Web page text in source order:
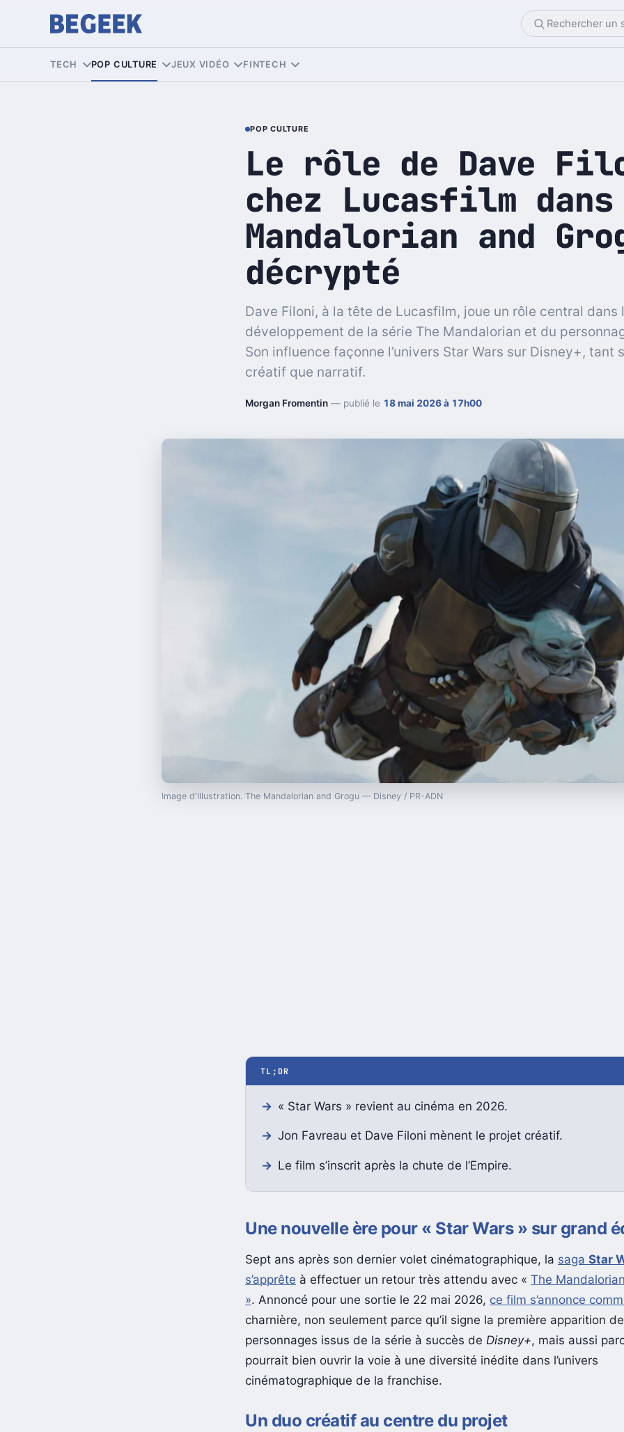
TECH POP CULTURE JEUX VIDÉO FINTECH
POP CULTURE
Le rôle de Dave
chez Lucasfilm dans
Mandalorian and
décrypté
Dave Filoni, à la tête de Lucasfilm, joue un rôle central dans
développement de la série The Mandalorian et du
Son influence façonne l’univers Star Wars sur Disney+, tant
créatif que narratif.
Morgan Fromentin — publié le 18 mai 2026 à 17h00
Image d'illustration. The Mandalorian and Grogu — Disney / PR-ADN
TL;DR
« Star Wars » revient au cinéma en 2026.
Jon Favreau et Dave Filoni mènent le projet créatif.
Le film s’inscrit après la chute de l’Empire.
Une nouvelle ère pour « Star Wars » sur grand
Sept ans après son dernier volet cinématographique, la saga Star
s’apprête à effectuer un retour très attendu avec « The
». Annoncé pour une sortie le 22 mai 2026, ce film s’annonce
charnière, non seulement parce qu’il signe la première apparition
personnages issus de la série à succès de Disney+, mais aussi
pourrait bien ouvrir la voie à une diversité inédite dans l’univers
cinématographique de la franchise.
Un duo créatif au centre du projet